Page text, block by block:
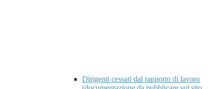
Dirigenti cessati dal rapporto di lavoro